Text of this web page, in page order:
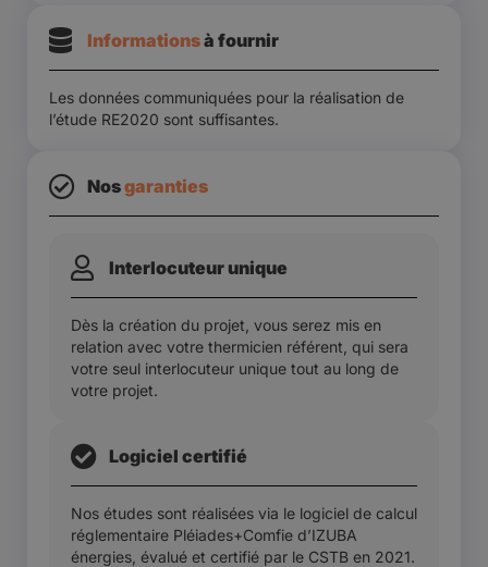
Informationsà fournir​
Les données communiquées pour la réalisation de
l’étude RE2020 sont suffisantes.
Nosgaranties
Interlocuteur unique
Dès la création du projet, vous serez mis en
relation avec votre thermicien référent, qui sera
votre seul interlocuteur unique tout au long de
votre projet.
Logiciel certifié
Nos études sont réalisées via le logiciel de calcul
réglementaire Pléiades+Comfie d’IZUBA
énergies, évalué et certifié par le CSTB en 2021.